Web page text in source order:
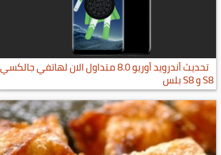
تحديث أندرويد أوريو 8.0 متداول الان لهاتفي جالكسي
S8 و S8 بلس